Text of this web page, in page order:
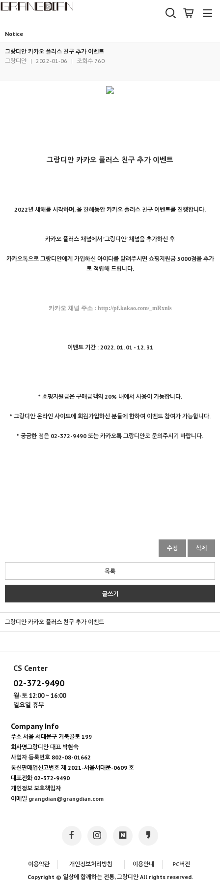
Notice
그랑디안 카카오 플러스 친구 추가 이벤트
그랑디안 | 2022-01-06 | 조회수 760
그랑디안 카카오 플러스 친구 추가 이벤트
2022년 새해를 시작하며, 올 한해동안 카카오 플러스 친구 이벤트를 진행합니다.
카카오 플러스 채널에서 '그랑디안' 채널을 추가하신 후
카카오톡으로 그랑디안에게 가입하신 아이디를 알려주시면 쇼핑지원금 5000점을 추가
로 적립해 드립니다.
카카오 채널 주소 : http://pf.kakao.com/_mRxnls
이벤트 기간 : 2022. 01. 01 - 12. 31
* 쇼핑지원금은 구매금액의 20% 내에서 사용이 가능합니다.
* 그랑디안 온라인 사이트에 회원가입하신 분들에 한하여 이벤트 참여가 가능합니다.
* 궁금한 점은 02-372-9490 또는 카카오톡 그랑디안로 문의주시기 바랍니다.
수정 삭제
목록
글쓰기
그랑디안 카카오 플러스 친구 추가 이벤트
CS Center
02-372-9490
월-토 12:00 ~ 16:00
일요일 휴무
Company Info
주소 서울 서대문구 거북골로 199
회사명그랑디안대표 박현숙
사업자 등록번호 802-08-01662
통신판매업신고번호 제 2021-서울서대문-0609 호
대표전화 02-372-9490
개인정보 보호책임자
이메일 grangdian@grangdian.com
이용약관 개인정보처리방침 이용안내
PC버전
Copyright © 일상에 함께하는 전통, 그랑디안 All rights reserved.